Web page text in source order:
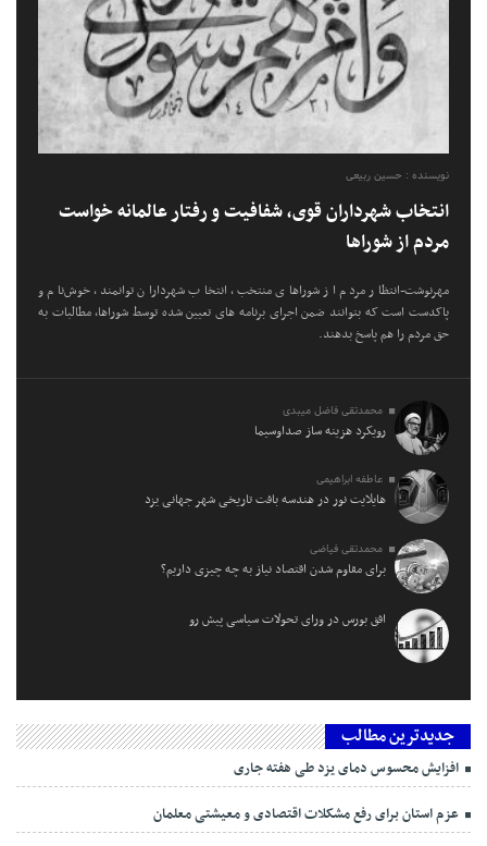
نویسنده : حسین ربیعی
انتخاب شهرداران قوی، شفافیت و رفتار عالمانه خواست
مردم از شوراها
مهرنوشت-انتظار مردم از شوراهای منتخب، انتخاب شهرداران توانمند، خوش‌نام و
پاکدست است که بتوانند ضمن اجرای برنامه های تعیین شده توسط شوراها، مطالبات به
حق مردم را هم پاسخ بدهند.
محمدتقی فاضل میبدی
رویکرد هزینه ساز صداوسیما
عاطفه ابراهیمی
هایلایت نور در هندسه بافت تاریخی شهر جهانی یزد
محمدتقی فیاضی
برای مقاوم شدن اقتصاد نیاز به چه چیزی داریم؟
افق بورس در ورای تحولات سیاسی پیش‌ رو
جدیدترین مطالب
افزایش محسوس دمای یزد طی هفته جاری
عزم استان برای رفع مشکلات اقتصادی و معیشتی معلمان